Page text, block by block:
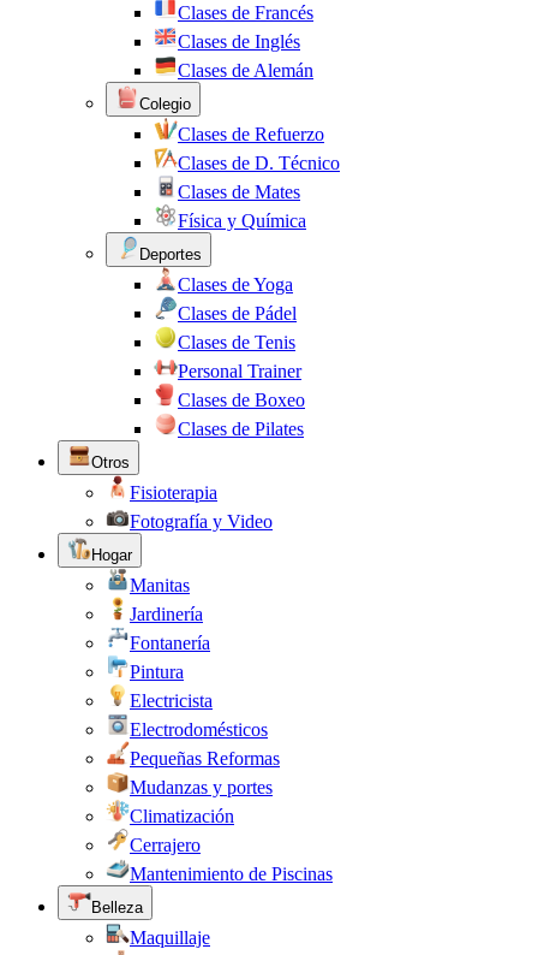
Clases de Francés
Clases de Inglés
Clases de Alemán
Colegio
Clases de Refuerzo
Clases de D. Técnico
Clases de Mates
Física y Química
Deportes
Clases de Yoga
Clases de Pádel
Clases de Tenis
Personal Trainer
Clases de Boxeo
Clases de Pilates
Otros
Fisioterapia
Fotografía y Video
Hogar
Manitas
Jardinería
Fontanería
Pintura
Electricista
Electrodomésticos
Pequeñas Reformas
Mudanzas y portes
Climatización
Cerrajero
Mantenimiento de Piscinas
Belleza
Maquillaje